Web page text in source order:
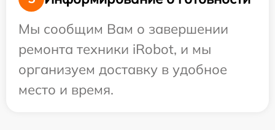
Мы сообщим Вам о завершении
ремонта техники iRobot, и мы
организуем доставку в удобное
место и время.